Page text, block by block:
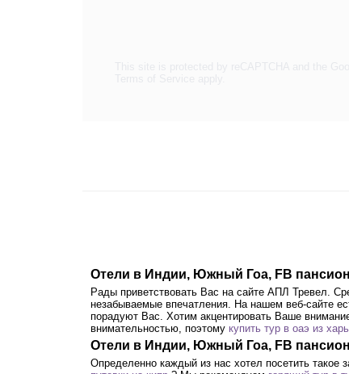
Отели в Индии, Южный Гоа, FB
Рады приветствовать Вас на сайте АПЛ Тревел.
незабываемые впечатления. На нашем веб-сайте
порадуют Вас. Хотим акцентировать Ваше
внимательностью, поэтому купить тур в оаэ из
Отели в Индии, Южный Гоа, FB
Определенно каждый из нас хотел посетить такое